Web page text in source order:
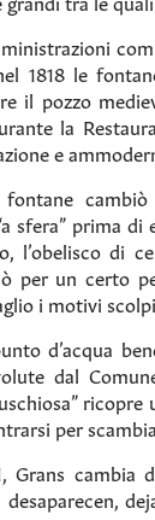
1818 le
il pozzo
la
e
sfera” prima
l’obelisco di
per un certo
i motivi
d’acqua
dal
per
Grans cambia